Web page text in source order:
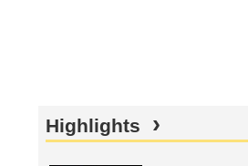
Highlights